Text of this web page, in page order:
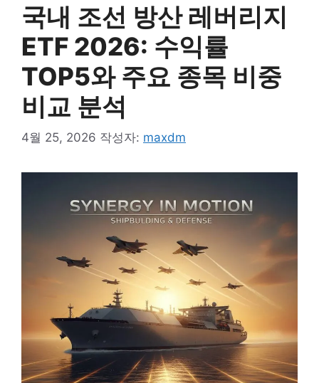
국내 조선 방산 레버리지
ETF 2026: 수익률
TOP5와 주요 종목 비중
비교 분석
4월 25, 2026 작성자: maxdm